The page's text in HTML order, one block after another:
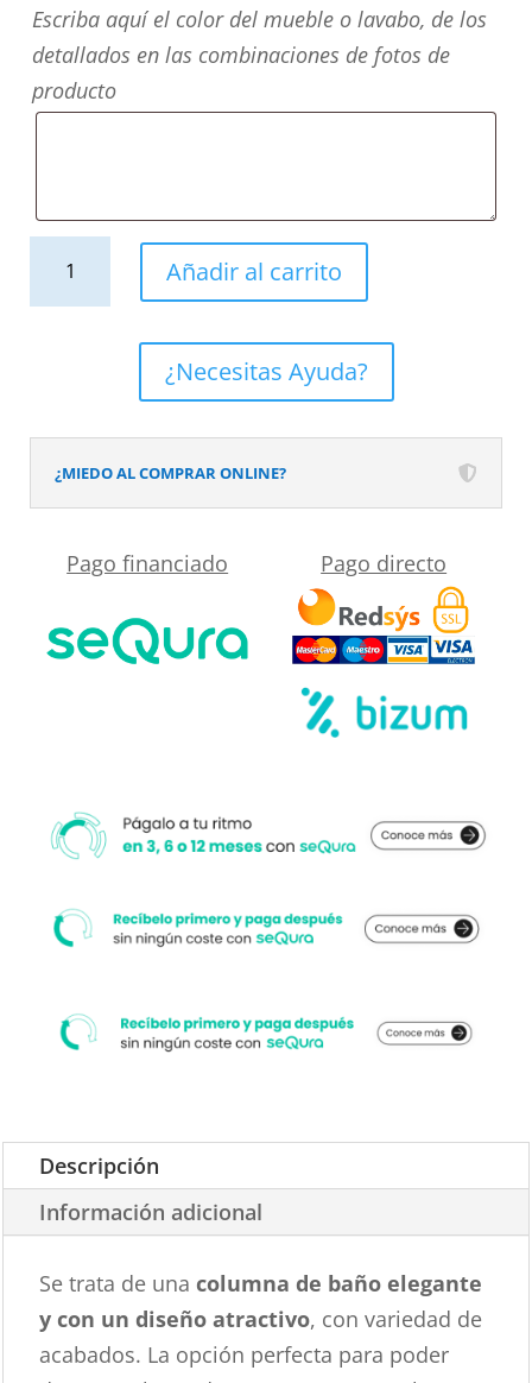
Escriba aquí el color del mueble o lavabo, de los
detallados en las combinaciones de fotos de
producto
suspendida
2
puertas
80
cm
BLANCO
cantidad
Añadir al carrito
¿Necesitas Ayuda?
¿MIEDO AL COMPRAR ONLINE?
Pago financiado Pago directo
Descripción
Información adicional
Se trata de una columna de baño elegante
y con un diseño atractivo, con variedad de
acabados. La opción perfecta para poder